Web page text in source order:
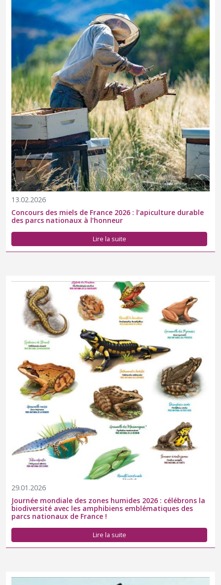
13.02.2026
Concours des miels de France 2026 : l’apiculture durable
des parcs nationaux à l’honneur
Lire la suite
29.01.2026
Journée mondiale des zones humides 2026 : célébrons la
biodiversité avec les amphibiens emblématiques des
parcs nationaux de France !
Lire la suite